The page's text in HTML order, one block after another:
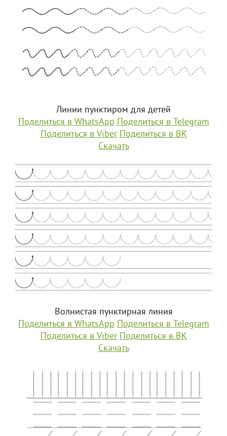
Линии пунктиром для детей
Поделиться в WhatsApp Поделиться в Telegram
Поделиться в Viber Поделиться в ВК
Скачать
Волнистая пунктирная линия
Поделиться в WhatsApp Поделиться в Telegram
Поделиться в Viber Поделиться в ВК
Скачать